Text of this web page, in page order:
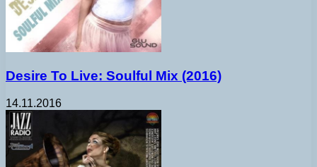
Desire To Live: Soulful Mix (2016)
14.11.2016